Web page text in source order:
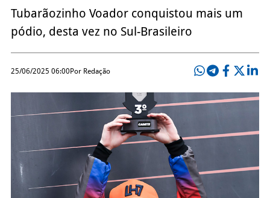
Tubarãozinho Voador conquistou mais um
pódio, desta vez no Sul-Brasileiro
25/06/2025 06:00Por Redação